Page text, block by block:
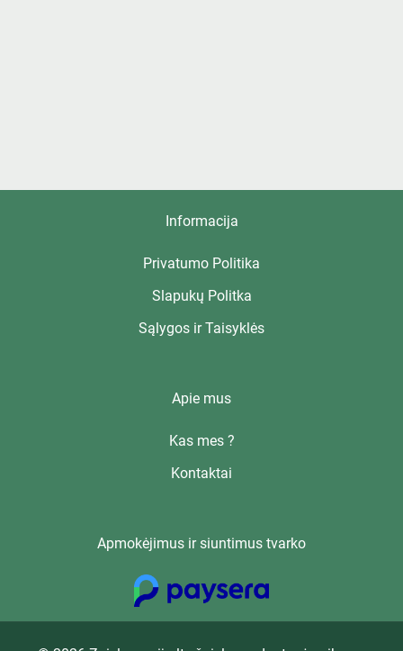
Informacija
Privatumo Politika
Slapukų Politka
Sąlygos ir Taisyklės
Apie mus
Kas mes ?
Kontaktai
Apmokėjimus ir siuntimus tvarko